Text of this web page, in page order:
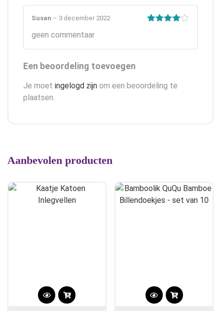
Susan – 3 december 2022
geen commentaar
Een beoordeling toevoegen
Je moet ingelogd zijn om een beoordeling te
plaatsen.
Aanbevolen producten